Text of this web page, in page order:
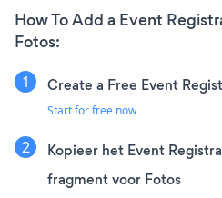
How To Add a Event
Fotos:
Create a Free Event
Start for free now
Kopieer het Event
fragment voor Fotos